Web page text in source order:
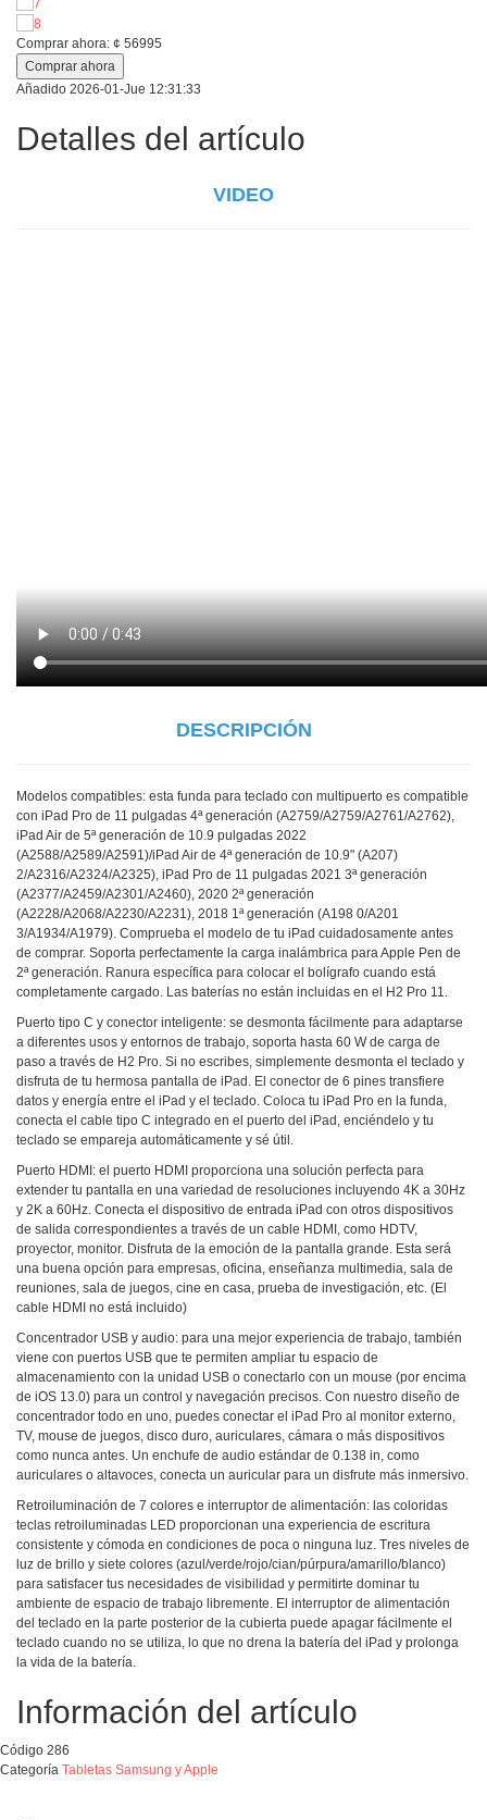
Comprar ahora: ¢ 56995
Comprar ahora
Añadido 2026-01-Jue 12:31:33
Detalles del artículo
VIDEO
DESCRIPCIÓN
Modelos compatibles: esta funda para teclado con multipuerto es compatible
con iPad Pro de 11 pulgadas 4ª generación (A2759/A2759/A2761/A2762),
iPad Air de 5ª generación de 10.9 pulgadas 2022
(A2588/A2589/A2591)/iPad Air de 4ª generación de 10.9" (A207)
2/A2316/A2324/A2325), iPad Pro de 11 pulgadas 2021 3ª generación
(A2377/A2459/A2301/A2460), 2020 2ª generación
(A2228/A2068/A2230/A2231), 2018 1ª generación (A198 0/A201
3/A1934/A1979). Comprueba el modelo de tu iPad cuidadosamente antes
de comprar. Soporta perfectamente la carga inalámbrica para Apple Pen de
2ª generación. Ranura específica para colocar el bolígrafo cuando está
completamente cargado. Las baterías no están incluidas en el H2 Pro 11.
Puerto tipo C y conector inteligente: se desmonta fácilmente para adaptarse
a diferentes usos y entornos de trabajo, soporta hasta 60 W de carga de
paso a través de H2 Pro. Si no escribes, simplemente desmonta el teclado y
disfruta de tu hermosa pantalla de iPad. El conector de 6 pines transfiere
datos y energía entre el iPad y el teclado. Coloca tu iPad Pro en la funda,
conecta el cable tipo C integrado en el puerto del iPad, enciéndelo y tu
teclado se empareja automáticamente y sé útil.
Puerto HDMI: el puerto HDMI proporciona una solución perfecta para
extender tu pantalla en una variedad de resoluciones incluyendo 4K a 30Hz
y 2K a 60Hz. Conecta el dispositivo de entrada iPad con otros dispositivos
de salida correspondientes a través de un cable HDMI, como HDTV,
proyector, monitor. Disfruta de la emoción de la pantalla grande. Esta será
una buena opción para empresas, oficina, enseñanza multimedia, sala de
reuniones, sala de juegos, cine en casa, prueba de investigación, etc. (El
cable HDMI no está incluido)
Concentrador USB y audio: para una mejor experiencia de trabajo, también
viene con puertos USB que te permiten ampliar tu espacio de
almacenamiento con la unidad USB o conectarlo con un mouse (por encima
de iOS 13.0) para un control y navegación precisos. Con nuestro diseño de
concentrador todo en uno, puedes conectar el iPad Pro al monitor externo,
TV, mouse de juegos, disco duro, auriculares, cámara o más dispositivos
como nunca antes. Un enchufe de audio estándar de 0.138 in, como
auriculares o altavoces, conecta un auricular para un disfrute más inmersivo.
Retroiluminación de 7 colores e interruptor de alimentación: las coloridas
teclas retroiluminadas LED proporcionan una experiencia de escritura
consistente y cómoda en condiciones de poca o ninguna luz. Tres niveles de
luz de brillo y siete colores (azul/verde/rojo/cian/púrpura/amarillo/blanco)
para satisfacer tus necesidades de visibilidad y permitirte dominar tu
ambiente de espacio de trabajo libremente. El interruptor de alimentación
del teclado en la parte posterior de la cubierta puede apagar fácilmente el
teclado cuando no se utiliza, lo que no drena la batería del iPad y prolonga
la vida de la batería.
Información del artículo
Código 286
Categoría Tabletas Samsung y Apple